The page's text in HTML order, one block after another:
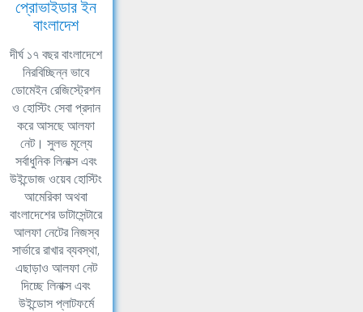
প্রোভাইডার ইন
বাংলাদেশ
দীর্ঘ ১৭ বছর বাংলাদেশে
নিরবিচ্ছিন্ন ভাবে
ডোমেইন রেজিস্ট্রেশন
ও হোস্টিং সেবা প্রদান
করে আসছে আলফা
নেট। সুলভ মূল্যে
সর্বাধুনিক লিনাক্স এবং
উইন্ডোজ ওয়েব হোস্টিং
আমেরিকা অথবা
বাংলাদেশের ডাটাসেন্টারে
আলফা নেটের নিজস্ব
সার্ভারে রাখার ব্যবস্থা,
এছাড়াও আলফা নেট
দিচ্ছে লিনাক্স এবং
উইন্ডোস প্লাটফর্মে